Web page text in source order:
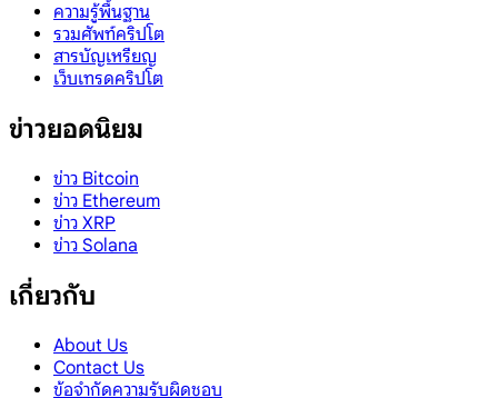
ความรู้พื้นฐาน
รวมศัพท์คริปโต
สารบัญเหรียญ
เว็บเทรดคริปโต
ข่าวยอดนิยม
ข่าว Bitcoin
ข่าว Ethereum
ข่าว XRP
ข่าว Solana
เกี่ยวกับ
About Us
Contact Us
ข้อจำกัดความรับผิดชอบ